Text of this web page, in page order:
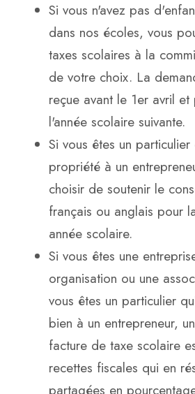
Si vous n'avez pas
dans nos écoles, vous
taxes scolaires à la
de votre choix. La
reçue avant le 1er avril
l'année scolaire suivante.
Si vous êtes un
propriété à un
choisir de soutenir le
français ou anglais pour
année scolaire.
Si vous êtes une
organisation ou une
vous êtes un particulier
bien à un entrepreneur,
facture de taxe scolaire
recettes fiscales qui en
partagées en